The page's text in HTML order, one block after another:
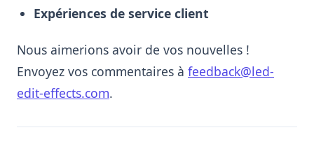
Expériences de service client
Nous aimerions avoir de vos nouvelles !
Envoyez vos commentaires à feedback@led-
edit-effects.com.